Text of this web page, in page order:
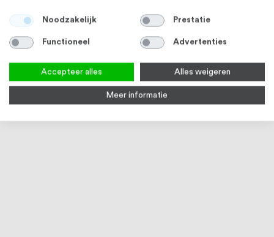
Kapstokhaak scheepsmodel wit
Kapstokhaak scheepsmodel
Noodzakelijk Prestatie
Functioneel Advertenties
Accepteer alles Alles weigeren
Meer informatie